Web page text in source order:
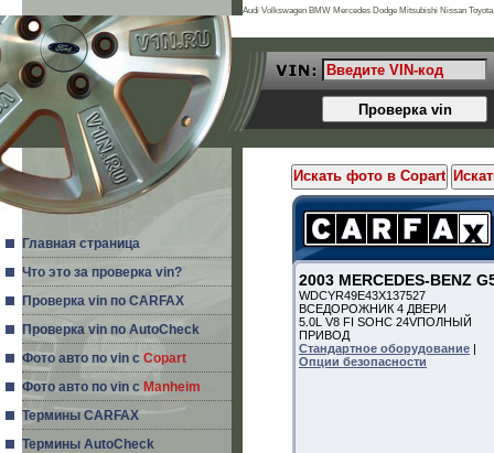
Главная страница
Что это за проверка vin?
Проверка vin по CARFAX
Проверка vin по AutoCheck
Фото авто по vin с Copart
Фото авто по vin с Manheim
Термины CARFAX
Термины AutoCheck
2003 MERCEDES-BENZ
WDCYR49E43X137527
ВСЕДОРОЖНИК 4 ДВЕРИ
5.0L V8 FI SOHC 24VПОЛНЫЙ
ПРИВОД
Стандартное оборудование |
Опции безопасности
Audi Volkswagen BMW Mercedes Dodge Mitsubishi Nissan